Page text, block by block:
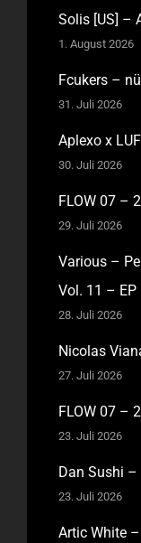
Solis [US] –
1. August 2026
Fcukers –
31. Juli 2026
Aplexo x
30. Juli 2026
FLOW 07 –
29. Juli 2026
Various –
Vol. 11 –
28. Juli 2026
Nicolas
27. Juli 2026
FLOW 07 –
23. Juli 2026
Dan Sushi
23. Juli 2026
Artic White